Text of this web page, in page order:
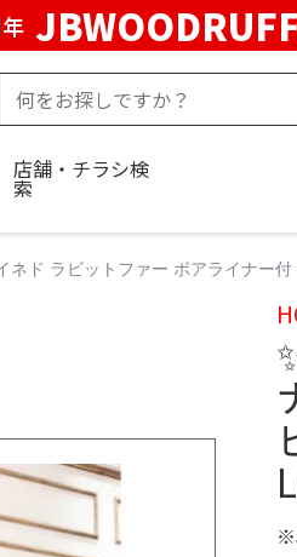
店舗・チラシ検
索
ネド ラビットファー ボアライナー